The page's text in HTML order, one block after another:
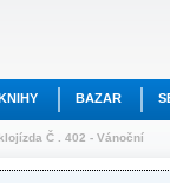
BAZAR
Č . 402 - Vánoční